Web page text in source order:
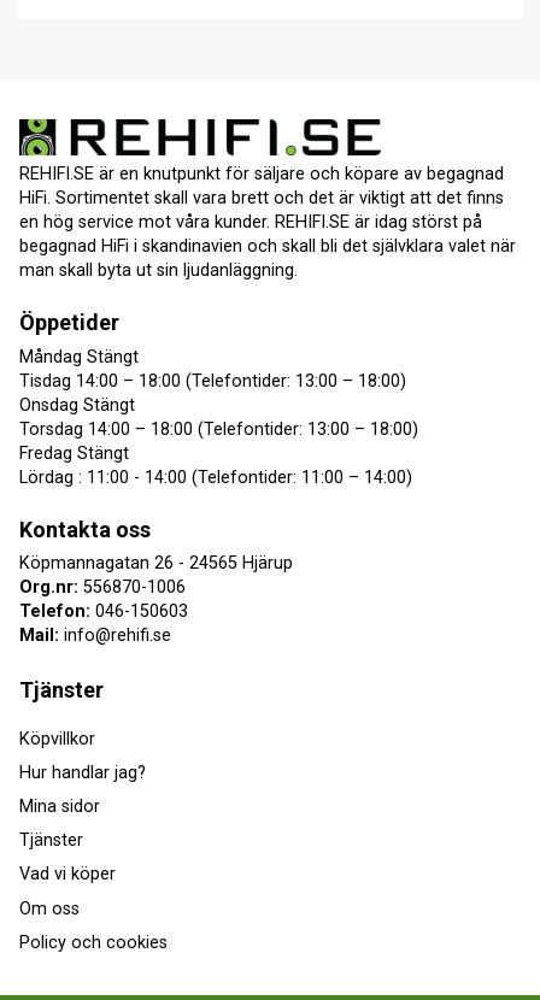
REHIFI.SE är en knutpunkt för säljare och köpare av begagnad
HiFi. Sortimentet skall vara brett och det är viktigt att det finns
en hög service mot våra kunder. REHIFI.SE är idag störst på
begagnad HiFi i skandinavien och skall bli det självklara valet när
man skall byta ut sin ljudanläggning.
Öppetider
Måndag Stängt
Tisdag 14:00 – 18:00 (Telefontider: 13:00 – 18:00)
Onsdag Stängt
Torsdag 14:00 – 18:00 (Telefontider: 13:00 – 18:00)
Fredag Stängt
Lördag : 11:00 - 14:00 (Telefontider: 11:00 – 14:00)
Kontakta oss
Köpmannagatan 26 - 24565 Hjärup
Org.nr: 556870-1006
Telefon: 046-150603
Mail: info@rehifi.se
Tjänster
Köpvillkor
Hur handlar jag?
Mina sidor
Tjänster
Vad vi köper
Om oss
Policy och cookies